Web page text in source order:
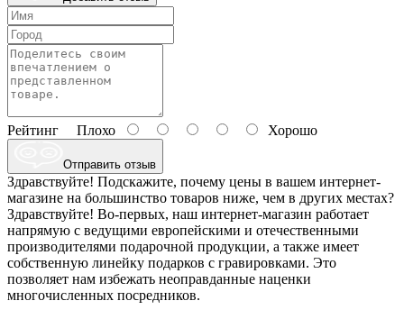
Рейтинг Плохо Хорошо
Отправить отзыв
Здравствуйте! Подскажите, почему цены в вашем интернет-
магазине на большинство товаров ниже, чем в других местах?
Здравствуйте! Во-первых, наш интернет-магазин работает
напрямую с ведущими европейскими и отечественными
производителями подарочной продукции, а также имеет
собственную линейку подарков с гравировками. Это
позволяет нам избежать неоправданные наценки
многочисленных посредников.